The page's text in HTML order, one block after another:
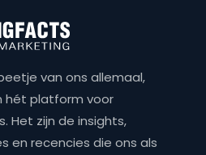
van ons allemaal,
hét platform voor
Het zijn de insights,
en recencies die ons als